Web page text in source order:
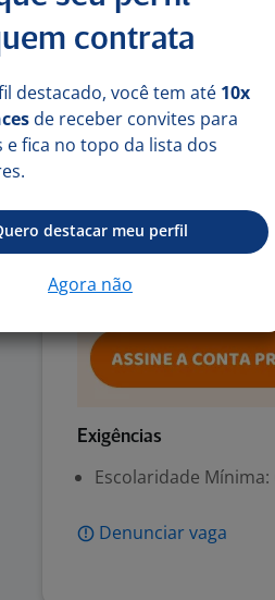
Horários: 08:30 às
Número de vagas:
Tipo de contrato e
Área Profissional:
Exigências
Escolaridade Mínima:
Denunciar vaga
contrata
destacado, você tem até 10x
de receber convites para
e fica no topo da lista dos
destacar meu perfil
Agora não